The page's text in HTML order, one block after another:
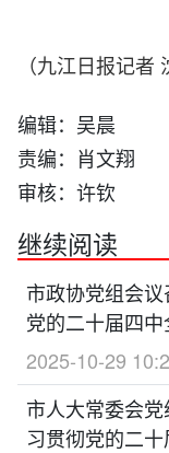
（九江日报记者
编辑：吴晨
责编：肖文翔
审核：许钦
继续阅读
市政协党组会
党的二十届四
2025-10-29
市人大常委会
习贯彻党的二